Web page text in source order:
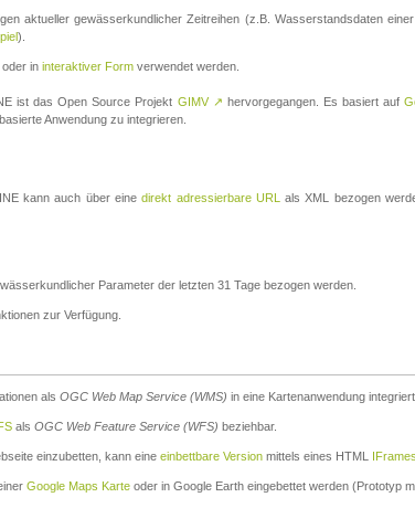
aktueller gewässerkundlicher Zeitreihen (z.B. Wasserstandsdaten
).
oder in interaktiver Form verwendet werden.
ist das Open Source Projekt GIMV ↗ hervorgegangen. Es basiert auf
Anwendung zu integrieren.
kann auch über einedirekt adressierbare URL
als XML bezogen
Parameter der letzten 31 Tage bezogen werden.
zur Verfügung.
als OGC Web Map Service (WMS) in eine Kartenanwendung
als OGC Web Feature Service (WFS) beziehbar.
einzubetten, kann eine einbettbare Version mittels eines HTML IFrames
Google Maps Karte oder in Google Earth eingebettet werden (Prototyp